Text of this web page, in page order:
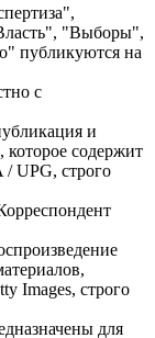
"Выборы",
публикуются на
с
и
которое содержит
UPG, строго
Images, строго
для